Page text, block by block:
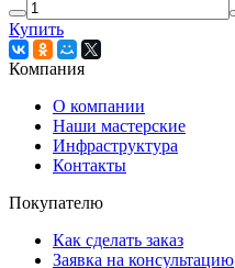
Купить
Компания
О компании
Наши мастерские
Инфраструктура
Контакты
Покупателю
Как сделать заказ
Заявка на консультацию